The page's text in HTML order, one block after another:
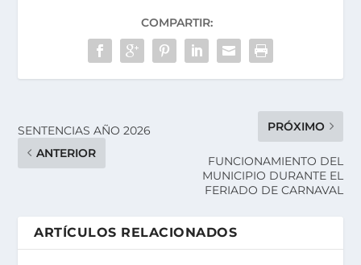
COMPARTIR:
SENTENCIAS AÑO 2026
ANTERIOR
PRÓXIMO
FUNCIONAMIENTO DEL
MUNICIPIO DURANTE EL
FERIADO DE CARNAVAL
ARTÍCULOS RELACIONADOS